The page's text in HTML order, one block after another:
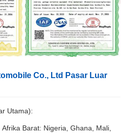
Co., Ltd Pasar Luar
Utama):
Afrika Barat: Nigeria, Ghana, Mali,